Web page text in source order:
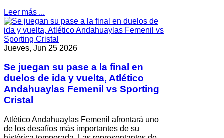
Leer más ...
Jueves, Jun 25 2026
Se juegan su pase a la final en
duelos de ida y vuelta, Atlético
Andahuaylas Femenil vs Sporting
Cristal
Atlético Andahuaylas Femenil afrontará uno
de los desafíos más importantes de su